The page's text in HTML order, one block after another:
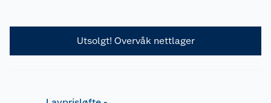
Utsolgt! Overvåk nettlager